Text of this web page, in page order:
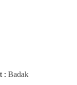
: Badak